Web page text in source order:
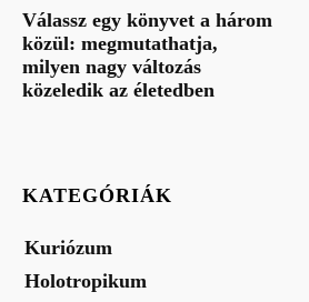
Válassz egy könyvet a három
közül: megmutathatja,
milyen nagy változás
közeledik az életedben
KATEGÓRIÁK
Kuriózum
Holotropikum